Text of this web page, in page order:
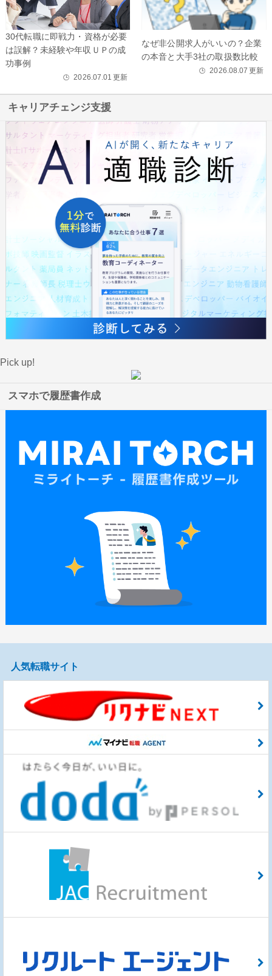
30代転職に即戦力・資格が必要
は誤解？未経験や年収ＵＰの成
功事例
🕒 2026.07.01 更新
なぜ非公開求人がいいの？企業
の本音と大手3社の取扱数比較
🕒 2026.08.07 更新
キャリアチェンジ支援
Pick up!
スマホで履歴書作成
人気転職サイト